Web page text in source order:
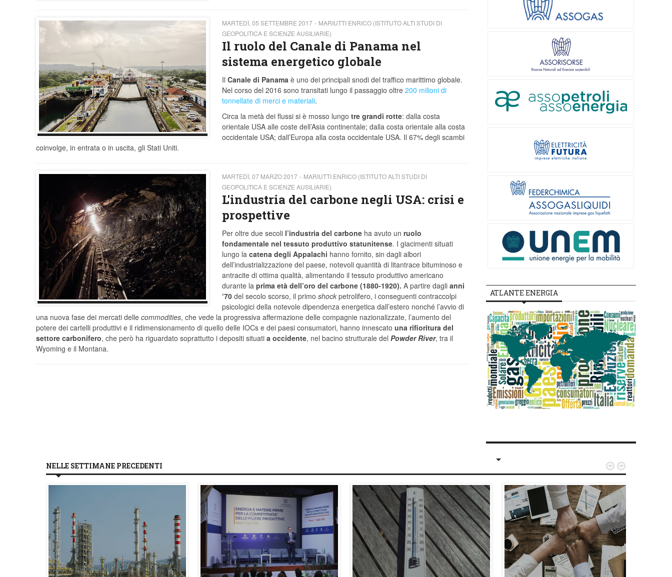
MARTEDÌ, 05 SETTEMBRE 2017
MARIUTTI ENRICO (ISTITUTO ALTI STUDI DI
GEOPOLITICA E SCIENZE AUSILIARIE)
Il ruolo del Canale di Panama nel
sistema energetico globale
Il Canale di Panamaè uno dei principali snodi del traffico marittimo globale.
Nel corso del 2016 sono transitati lungo il passaggio oltre 200 milioni di
tonnellate di merci e materiali.
Circa la metà dei flussi si è mosso lungo tre grandi rotte: dalla costa
orientale USA alle coste dell’Asia continentale; dalla costa orientale alla costa
occidentale USA; dall’Europa alla costa occidentale USA. Il 67% degli scambi
coinvolge, in entrata o in uscita, gli Stati Uniti.
MARTEDÌ, 07 MARZO 2017
MARIUTTI ENRICO (ISTITUTO ALTI STUDI DI
GEOPOLITICA E SCIENZE AUSILIARIE)
L'industria del carbone negli USA: crisi e
prospettive
Per oltre due secoli l’industria del carboneha avuto un ruolo
fondamentale nel tessuto produttivo statunitense. I giacimenti situati
lungo la catena degli Appalachi hanno fornito, sin dagli albori
dell’industrializzazione del paese, notevoli quantità di litantrace bituminoso e
antracite di ottima qualità, alimentando il tessuto produttivo americano
durante la prima età dell’oro del carbone (1880-1920). A partire dagli anni
‘70del secolo scorso, il primo shockpetrolifero, i conseguenti contraccolpi
psicologici della notevole dipendenza energetica dall’estero nonché l’avvio di
una nuova fase dei mercati delle commodities, che vede la progressiva affermazione delle compagnie nazionalizzate, l’aumento del
potere dei cartelli produttivi e il ridimensionamento di quello delle IOCs e dei paesi consumatori, hanno innescato una rifioritura del
settore carbonifero, che però ha riguardato soprattutto i depositi situati a occidente, nel bacino strutturale del Powder River, tra il
Wyoming e il Montana.
ATLANTE ENERGIA
NELLE SETTIMANE PRECEDENTI  